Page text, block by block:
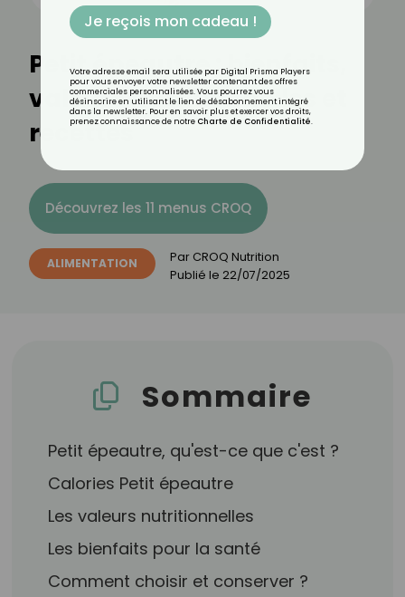
Petit épeautre : bienfaits,
valeurs nutritionnelles et
recettes
Découvrez les 11 menus CROQ
ALIMENTATION Par CROQ Nutrition
Publié le 22/07/2025
Sommaire
Petit épeautre, qu'est-ce que c'est ?
Calories Petit épeautre
Les valeurs nutritionnelles
Les bienfaits pour la santé
Comment choisir et conserver ?
Je reçois mon cadeau !
Votre adresse email sera utilisée par Digital Prisma Players
pour vous envoyer votre newsletter contenant des offres
commerciales personnalisées. Vous pourrez vous
désinscrire en utilisant le lien de désabonnement intégré
dans la newsletter. Pour en savoir plus et exercer vos droits,
prenez connaissance de notre Charte de Confidentialité.